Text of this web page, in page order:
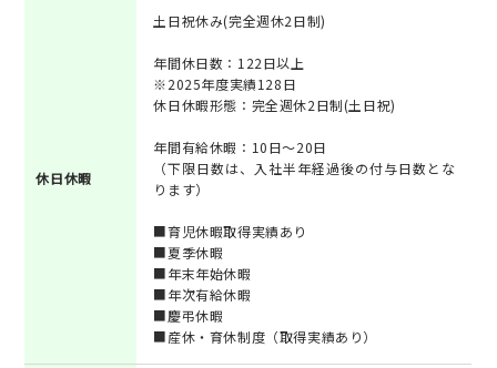
休日休暇
土日祝休み(完全週休2日制)
年間休日数：122日以上
※2025年度実績128日
休日休暇形態：完全週休2日制(土日祝)
年間有給休暇：10日～20日
（下限日数は、入社半年経過後の付与日数とな
ります）
■育児休暇取得実績あり
■夏季休暇
■年末年始休暇
■年次有給休暇
■慶弔休暇
■産休・育休制度（取得実績あり）